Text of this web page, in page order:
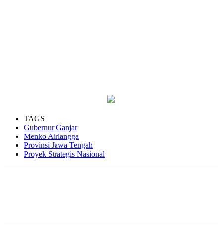
TAGS
Gubernur Ganjar
Menko Airlangga
Provinsi Jawa Tengah
Proyek Strategis Nasional